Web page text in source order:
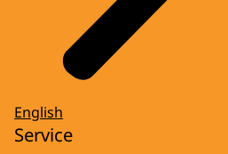
English
Service